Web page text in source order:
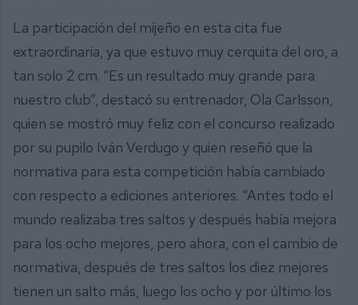
La participación del mijeño en esta cita fue
extraordinaria, ya que estuvo muy cerquita del oro, a
tan solo 2 cm. “Es un resultado muy grande para
nuestro club”, destacó su entrenador, Ola Carlsson,
quien se mostró muy feliz con el concurso realizado
por su pupilo Iván Verdugo y quien reseñó que la
normativa para esta competición había cambiado
con respecto a ediciones anteriores. “Antes todo el
mundo realizaba tres saltos y después había mejora
para los ocho mejores, pero ahora, con el cambio de
normativa, después de tres saltos los diez mejores
tienen un salto más, luego los ocho y por último los